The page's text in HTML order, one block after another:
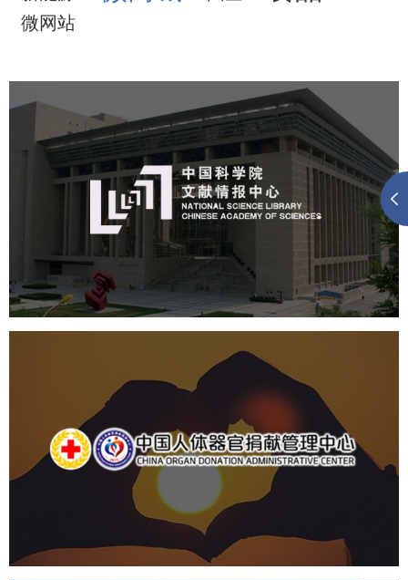
微网站
中国科学院文献情报中心
网站建设
数字博物馆建设
展厅空间设计
产品展厅设计
中国人体器官捐献管理中心
国企 品牌官网 网站建设